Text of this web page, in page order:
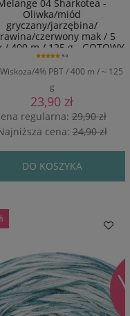
04 Sharkotea -
Oliwka/miód
gryczany/jarzębina/
czerwony mak / 5
/ 400 m / 125 g - GOTOWY
4% PBT / 400 m / ~ 125
g
5.0
23,90 zł
regularna:29,90 zł
cena:24,90 zł
DO KOSZYKA